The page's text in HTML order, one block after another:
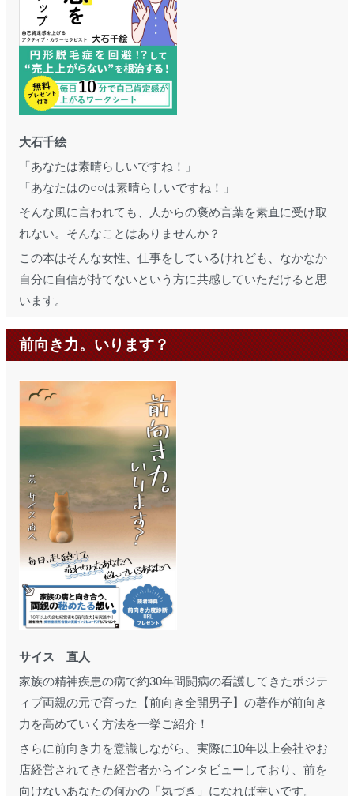
大石千絵
「あなたは素晴らしいですね！」
「あなたはの○○は素晴らしいですね！」
そんな風に言われても、人からの褒め言葉を素直に受け取
れない。そんなことはありませんか？
この本はそんな女性、仕事をしているけれども、なかなか
自分に自信が持てないという方に共感していただけると思
います。
前向き力。いります？
サイス 直人
家族の精神疾患の病で約30年間闘病の看護してきたポジテ
ィブ両親の元で育った【前向き全開男子】の著作が前向き
力を高めていく方法を一挙ご紹介！
さらに前向き力を意識しながら、実際に10年以上会社やお
店経営されてきた経営者からインタビューしており、前を
向けないあなたの何かの「気づき」になれば幸いです。